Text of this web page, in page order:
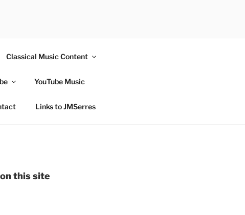
Classical Music Content
YouTube Music
Links to JMSerres
this site